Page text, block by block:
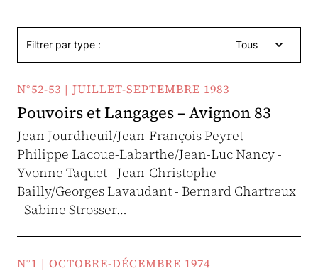
Filtrer par type : Tous
N°52-53 | JUILLET-SEPTEMBRE 1983
Pouvoirs et Langages – Avignon 83
Jean Jourdheuil/Jean-François Peyret -
Philippe Lacoue-Labarthe/Jean-Luc Nancy -
Yvonne Taquet - Jean-Christophe
Bailly/Georges Lavaudant - Bernard Chartreux
- Sabine Strosser…
N°1 | OCTOBRE-DÉCEMBRE 1974